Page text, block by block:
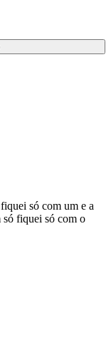
só com um e a
só fiquei só com o